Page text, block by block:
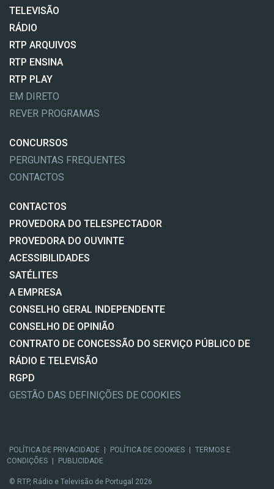
TELEVISÃO
RÁDIO
RTP ARQUIVOS
RTP ENSINA
RTP PLAY
EM DIRETO
REVER PROGRAMAS
CONCURSOS
PERGUNTAS FREQUENTES
CONTACTOS
CONTACTOS
PROVEDORA DO TELESPECTADOR
PROVEDORA DO OUVINTE
ACESSIBILIDADES
SATÉLITES
A EMPRESA
CONSELHO GERAL INDEPENDENTE
CONSELHO DE OPINIÃO
CONTRATO DE CONCESSÃO DO SERVIÇO PÚBLICO DE
RÁDIO E TELEVISÃO
RGPD
GESTÃO DAS DEFINIÇÕES DE COOKIES
POLÍTICA DE PRIVACIDADE | POLÍTICA DE COOKIES | TERMOS E
CONDIÇÕES | PUBLICIDADE
© RTP, Rádio e Televisão de Portugal 2026